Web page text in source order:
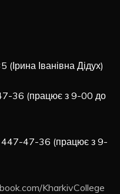
Іванівна Дідух)
36 (працює з 9-00 до
47-36 (працює з 9-
KharkivCollege